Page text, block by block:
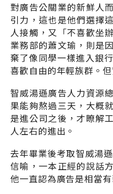
對廣告公關業的新鮮人
引力，這也是他們選擇
人接觸，又「不喜歡坐
業務部的蕭文瑜，則是
棄了像同學一樣進入銀
喜歡自由的年輕族群。
智威湯遜廣告人力資源
果能夠熬過三天，大概
是進公司之後，才瞭解
人左右的進出。
去年畢業後考取智威湯
信喻，一本正經的說話
他一直認為廣告是相當